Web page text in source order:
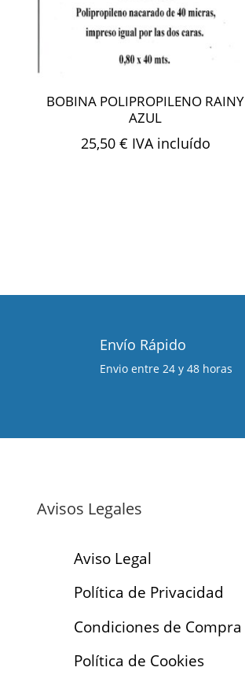
BOBINA POLIPROPILENO RAINY
AZUL
25,50 € IVA incluído
Envío Rápido
Envio entre 24 y 48 horas
Avisos Legales
Aviso Legal
Política de Privacidad
Condiciones de Compra
Política de Cookies